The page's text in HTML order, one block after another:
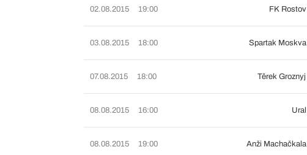
02.08.2015 19:00 FK Rostov
03.08.2015 18:00 Spartak Moskva
07.08.2015 18:00 Těrek Groznyj
08.08.2015 16:00 Ural
08.08.2015 19:00 Anži Machačkala